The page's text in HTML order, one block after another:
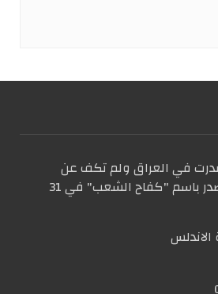
في العراق ولم تكف عن
الصدور. عددها الأول صدر باسم "كفاح الشعب" في 31